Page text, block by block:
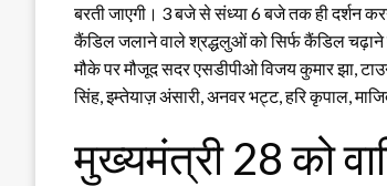
बरती जाएगी। 3 बजे से संध्या 6 बजे तक ही दर्शन
कैंडिल जलाने वाले श्रद्धलुओं को सिर्फ कैंडिल चढ़ाने
मौके पर मौजूद सदर एसडीपीओ विजय कुमार झा,
सिंह, इम्तेयाज़ अंसारी, अनवर भट्ट, हरि कृपाल,
मुख्यमंत्री 28 को